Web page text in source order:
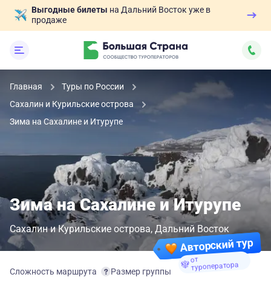
Выгодные билеты на Дальний Восток уже в
продаже
Главная
Туры по России
Сахалин и Курильские острова
Зима на Сахалине и Итурупе
Авторский тур
от
туроператора
Зима на Сахалине и Итурупе
Сахалин и Курильские острова Дальний Восток
Сложность маршрута Размер группы